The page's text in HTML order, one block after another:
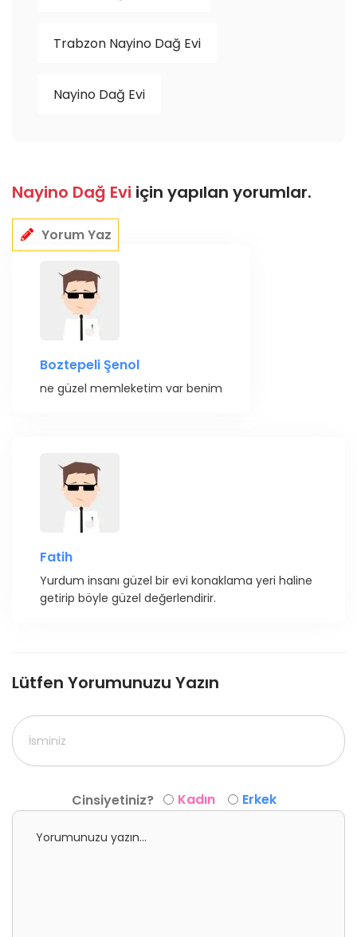
Trabzon Nayino Dağ Evi
Nayino Dağ Evi
Nayino Dağ Evi için yapılan yorumlar.
Yorum Yaz
Boztepeli Şenol
ne güzel memleketim var benim
Fatih
Yurdum insanı güzel bir evi konaklama yeri haline
getirip böyle güzel değerlendirir.
Lütfen Yorumunuzu Yazın
Cinsiyetiniz? Kadın Erkek